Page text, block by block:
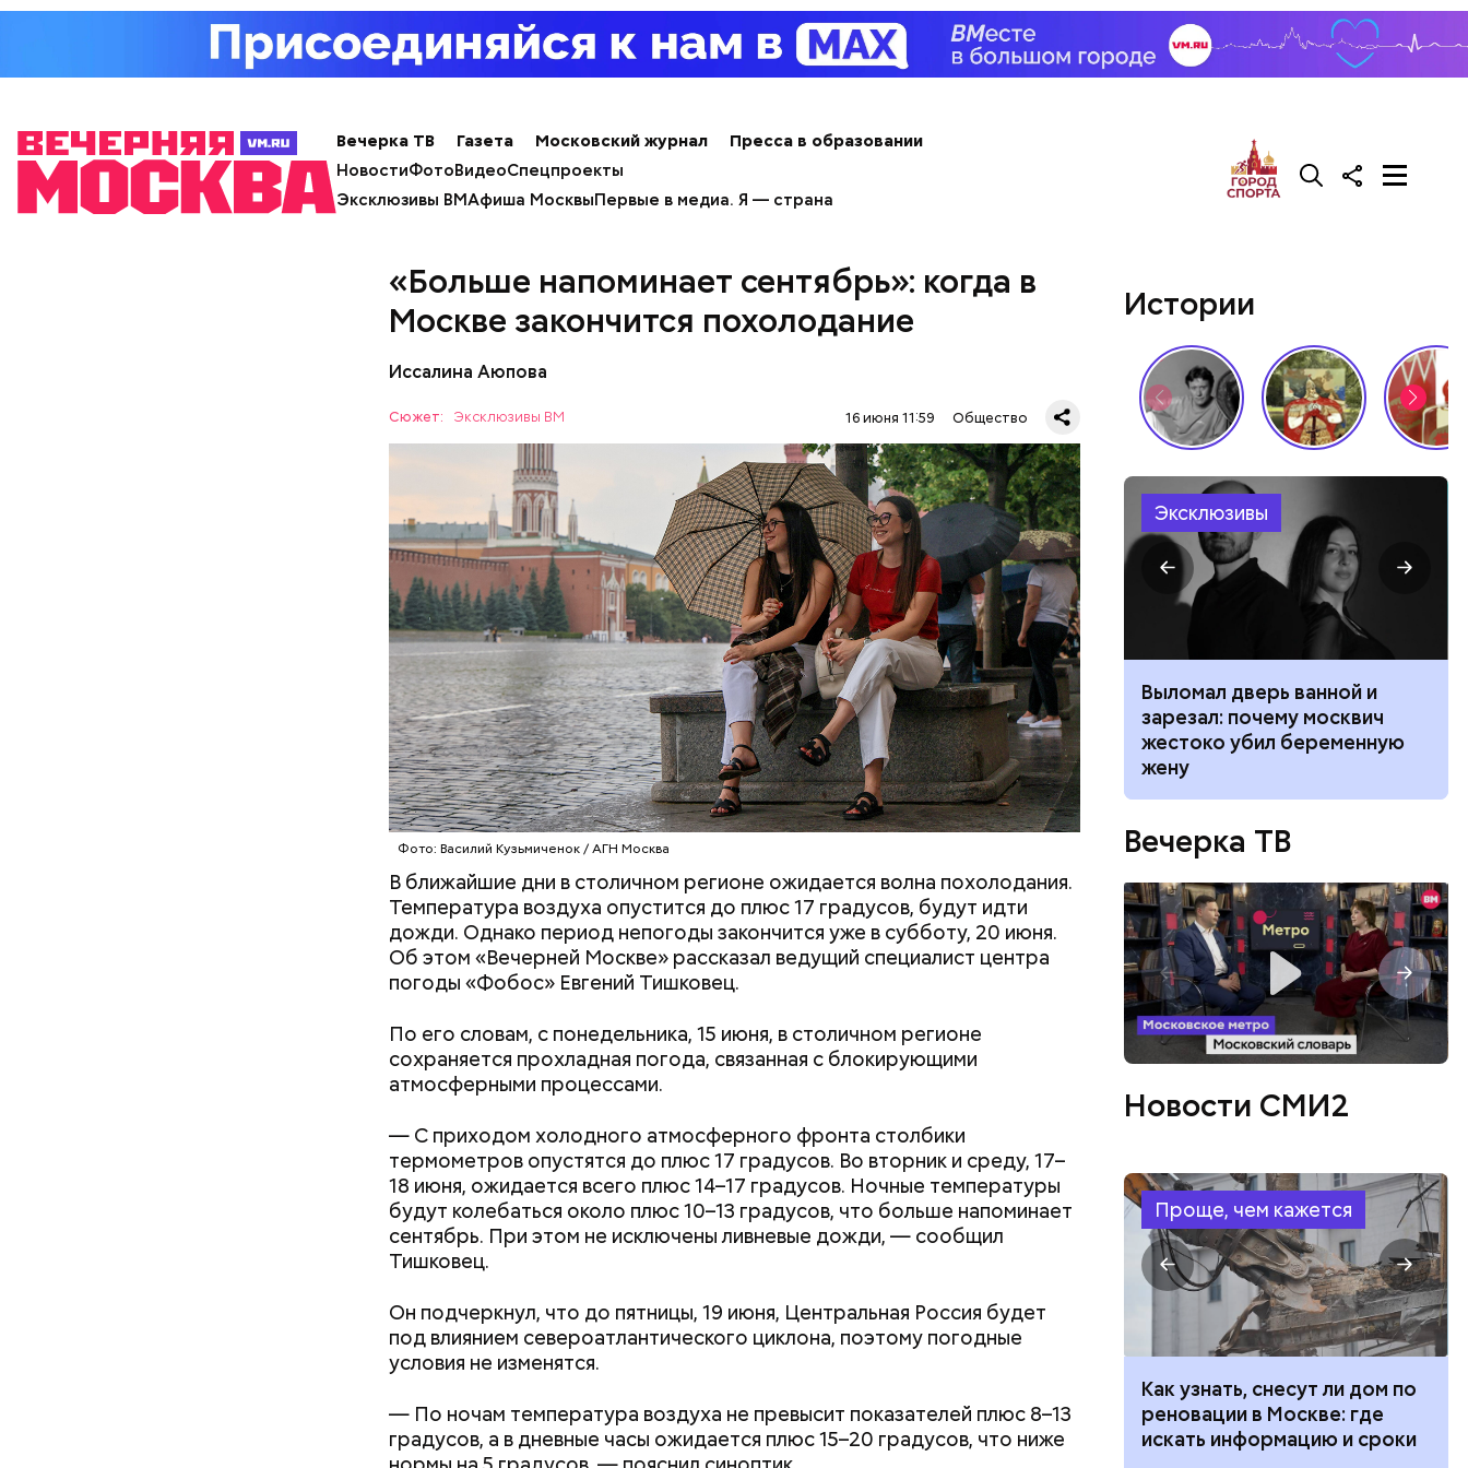
Вечерка ТВ Газета Московский журнал
Пресса в образовании
НовостиФотоВидеоСпецпроекты
Эксклюзивы ВМАфиша МосквыПервые в медиа. Я — страна
«Больше напоминает сентябрь»: когда в
Москве закончится похолодание
Иссалина Аюпова
Сюжет: Эксклюзивы ВМ 16 июня 11:59 Общество
Фото: Василий Кузьмиченок / АГН Москва
В ближайшие дни в столичном регионе ожидается волна похолодания.
Температура воздуха опустится до плюс 17 градусов, будут идти
дожди. Однако период непогоды закончится уже в субботу, 20 июня.
Об этом «Вечерней Москве» рассказал ведущий специалист центра
погоды «Фобос» Евгений Тишковец.
По его словам, с понедельника, 15 июня, в столичном регионе
сохраняется прохладная погода, связанная с блокирующими
атмосферными процессами.
— С приходом холодного атмосферного фронта столбики
термометров опустятся до плюс 17 градусов. Во вторник и среду, 17–
18 июня, ожидается всего плюс 14–17 градусов. Ночные температуры
будут колебаться около плюс 10–13 градусов, что больше напоминает
сентябрь. При этом не исключены ливневые дожди, — сообщил
Тишковец.
Он подчеркнул, что до пятницы, 19 июня, Центральная Россия будет
под влиянием североатлантического циклона, поэтому погодные
условия не изменятся.
— По ночам температура воздуха не превысит показателей плюс 8–13
градусов, а в дневные часы ожидается плюс 15–20 градусов, что ниже
В Международный день холостяка все мужчины без пары видятся со
своими друзьями, устраивают вечеринки, играют в видеоигры и
возможно, ведь может быть и так, что через год они уже не будут
холостяками.
День малины со сливками
Спагетти из кабачков
Ингредиенты:
растительное масло;
помидоры черри либо грунтовые.
Истории
Эксклюзивы
Дебошир и «гроза»
силовиков: кто такой Роберт
Гилман, которого просят
освободить США
Маникюр кокошником
украшу: тренды маникюра в
Москве летом 2026
Выломал дверь ванной и
зарезал: почему москвич
жестоко убил беременную
жену
Вечерка ТВ
Новости СМИ2
Проще, чем кажется
не получить штраф
рублей от государства при
трудной ситуации: кто может
Как узнать, снесут ли дом по
реновации в Москве: где
искать информацию и сроки